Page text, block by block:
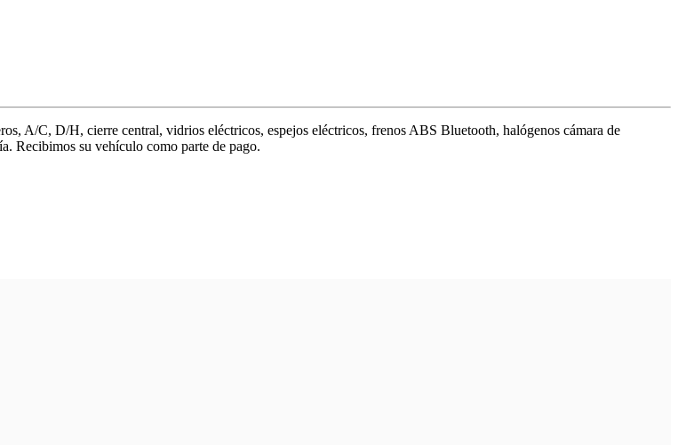
A/C, D/H, cierre central, vidrios eléctricos, espejos eléctricos, frenos ABS Bluetooth, halógenos cámara de
Recibimos su vehículo como parte de pago.